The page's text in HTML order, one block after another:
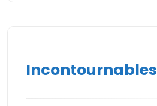
Incontournables